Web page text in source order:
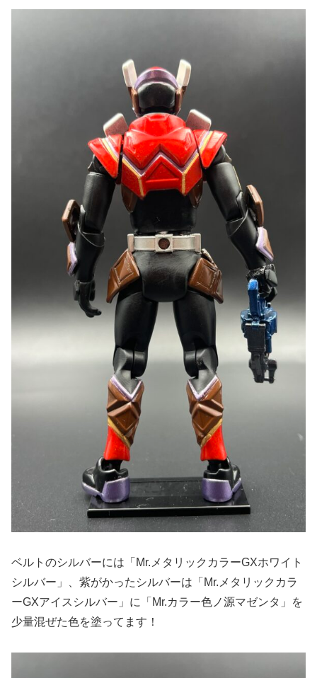
ベルトのシルバーには「Mr.メタリックカラーGXホワイト
シルバー」、紫がかったシルバーは「Mr.メタリックカラ
ーGXアイスシルバー」に「Mr.カラー色ノ源マゼンタ」を
少量混ぜた色を塗ってます！